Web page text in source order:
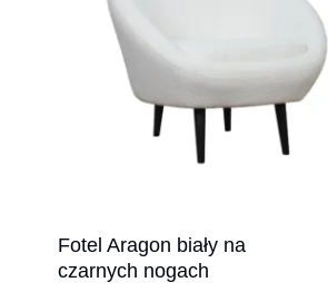
Fotel Aragon biały na
czarnych nogach